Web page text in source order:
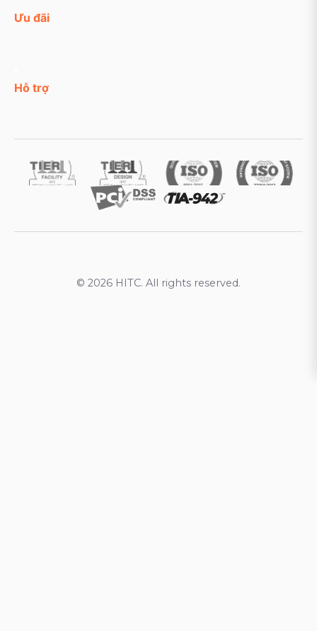
Ưu đãi
Hỗ trợ
© 2026 HITC. All rights reserved.